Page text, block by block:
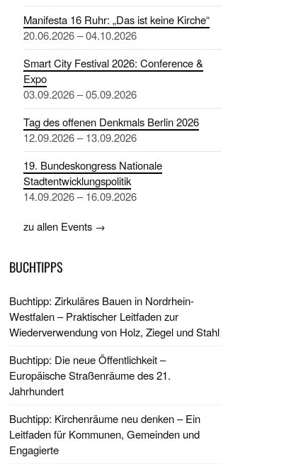
Manifesta 16 Ruhr: „Das ist keine Kirche“
20.06.2026 – 04.10.2026
Smart City Festival 2026: Conference &
Expo
03.09.2026 – 05.09.2026
Tag des offenen Denkmals Berlin 2026
12.09.2026 – 13.09.2026
19. Bundeskongress Nationale
Stadtentwicklungspolitik
14.09.2026 – 16.09.2026
zu allen Events →
BUCHTIPPS
Buchtipp: Zirkuläres Bauen in Nordrhein-
Westfalen – Praktischer Leitfaden zur
Wiederverwendung von Holz, Ziegel und Stahl
Buchtipp: Die neue Öffentlichkeit –
Europäische Straßenräume des 21.
Jahrhundert
Buchtipp: Kirchenräume neu denken – Ein
Leitfaden für Kommunen, Gemeinden und
Engagierte